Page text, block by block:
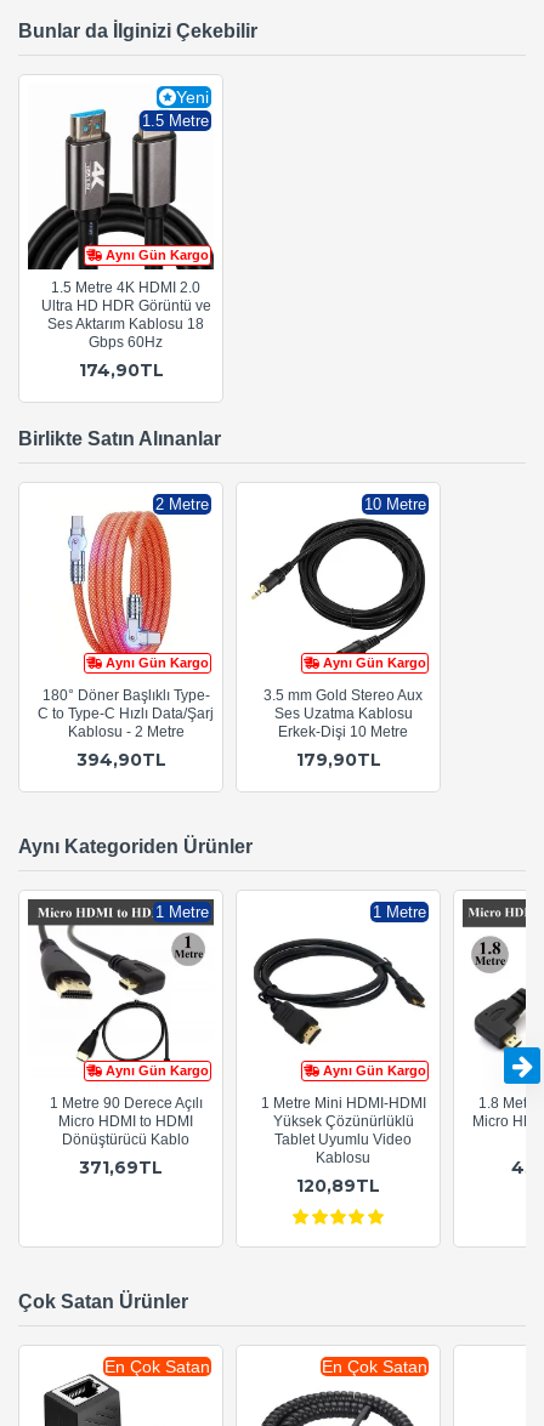
Bunlar da İlginizi Çekebilir
Aynı Gün Kargo
Yeni
1.5 Metre
1.5 Metre 4K HDMI 2.0
Ultra HD HDR Görüntü ve
Ses Aktarım Kablosu 18
Gbps 60Hz
174,90TL
Birlikte Satın Alınanlar
Aynı Gün Kargo
2 Metre
180° Döner Başlıklı Type-
C to Type-C Hızlı Data/Şarj
Kablosu - 2 Metre
394,90TL
Aynı Gün Kargo
10 Metre
3.5 mm Gold Stereo Aux
Ses Uzatma Kablosu
Erkek-Dişi 10 Metre
179,90TL
Aynı Kategoriden Ürünler
Aynı Gün Kargo
1 Metre
1 Metre 90 Derece Açılı
Micro HDMI to HDMI
Dönüştürücü Kablo
371,69TL
Aynı Gün Kargo
1 Metre
1 Metre Mini HDMI-HDMI
Yüksek Çözünürlüklü
Tablet Uyumlu Video
Kablosu
120,89TL
1.8 Metre
Micro
Çok Satan Ürünler
En Çok Satan En Çok Satan